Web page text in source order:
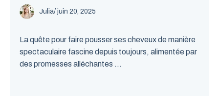
Julia/ juin 20, 2025
La quête pour faire pousser ses cheveux de manière
spectaculaire fascine depuis toujours, alimentée par
des promesses alléchantes ...